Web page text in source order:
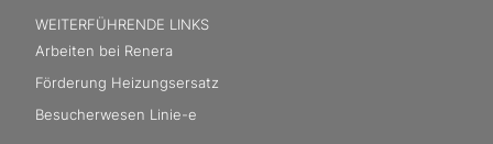
WEITERFÜHRENDE LINKS
Arbeiten bei Renera
Förderung Heizungsersatz
Besucherwesen Linie-e